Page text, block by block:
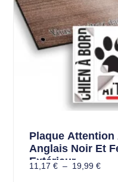
Plaque Attention
Anglais Noir Et
Extérieur
11,17 € – 19,99 €